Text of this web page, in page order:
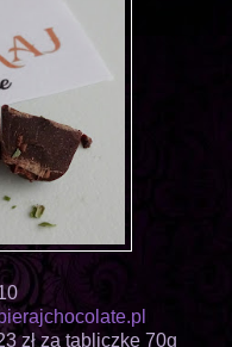
zł za tabliczkę 70g